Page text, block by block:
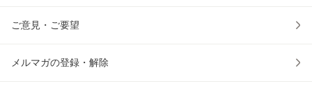
ご意見・ご要望
メルマガの登録・解除